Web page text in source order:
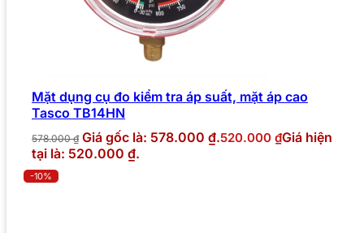
Mặt dụng cụ đo kiểm tra áp suất, mặt áp cao
Tasco TB14HN
578.000₫ Giá gốc là: 578.000 ₫.520.000 ₫Giá hiện
tại là: 520.000 ₫.
-10%